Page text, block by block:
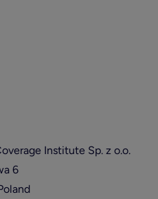
Institute Sp. z o.o.
6